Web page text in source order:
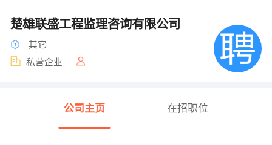
楚雄联盛工程监理咨询有限公司
其它
私营企业
公司主页 在招职位